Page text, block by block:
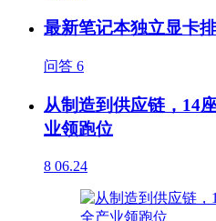
最新笔记本独立显卡
问答 6
从制造到供应链，14
业领跑位
8 06.24